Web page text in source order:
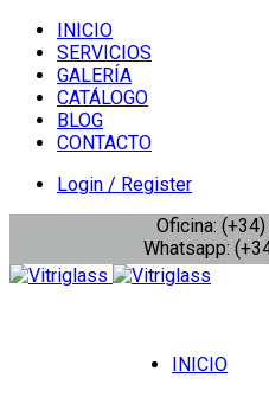
INICIO
SERVICIOS
GALERÍA
CATÁLOGO
BLOG
CONTACTO
Login / Register
Oficina:
Whatsapp:
INICIO